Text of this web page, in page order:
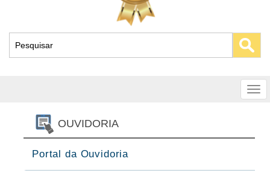
OUVIDORIA
Portal da Ouvidoria